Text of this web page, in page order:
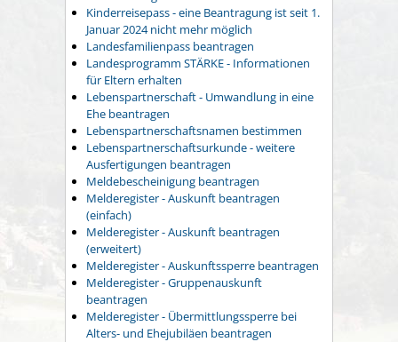
Kinderreisepass - eine Beantragung ist seit 1.
Januar 2024 nicht mehr möglich
Landesfamilienpass beantragen
Landesprogramm STÄRKE - Informationen
für Eltern erhalten
Lebenspartnerschaft - Umwandlung in eine
Ehe beantragen
Lebenspartnerschaftsnamen bestimmen
Lebenspartnerschaftsurkunde - weitere
Ausfertigungen beantragen
Meldebescheinigung beantragen
Melderegister - Auskunft beantragen
(einfach)
Melderegister - Auskunft beantragen
(erweitert)
Melderegister - Auskunftssperre beantragen
Melderegister - Gruppenauskunft
beantragen
Melderegister - Übermittlungssperre bei
Alters- und Ehejubiläen beantragen